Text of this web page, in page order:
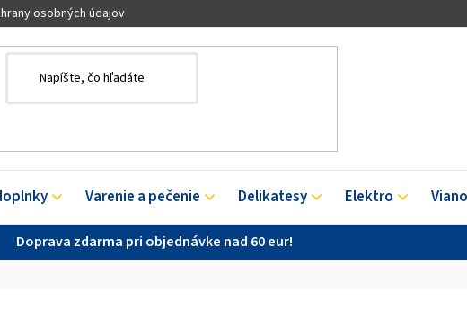
Doprava zdarma pri objednávke nad 60 eur!
osobných údajov
Varenie a pečenie Delikatesy Elektro